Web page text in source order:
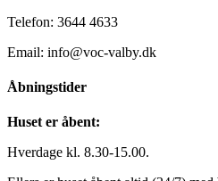
Telefon: 3644 4633
Email: info@voc-valby.dk
Åbningstider
Huset er åbent:
Hverdage kl. 8.30-15.00.